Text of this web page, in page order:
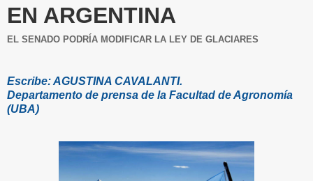
EN ARGENTINA
EL SENADO PODRÍA MODIFICAR LA LEY DE GLACIARES
Escribe: AGUSTINA CAVALANTI.
Departamento de prensa de la Facultad de Agronomía
(UBA)